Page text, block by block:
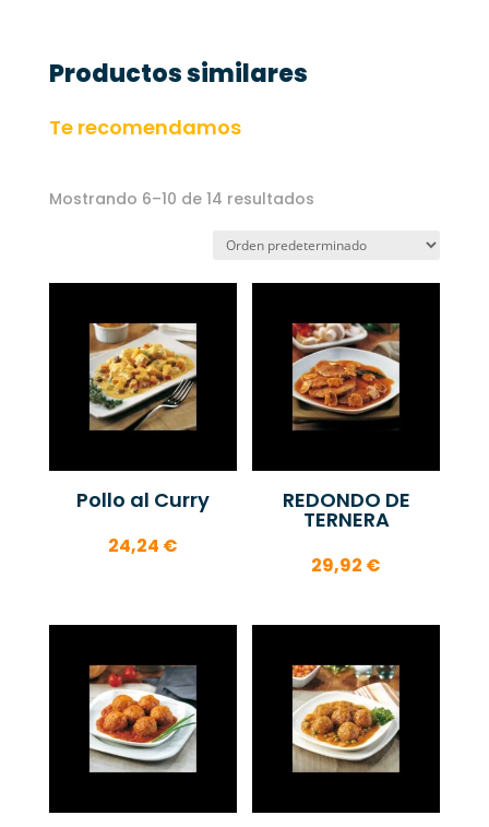
Productos similares
Te recomendamos
Mostrando 6–10 de 14 resultados
Pollo al Curry
24,24 €
REDONDO DE
TERNERA
29,92 €